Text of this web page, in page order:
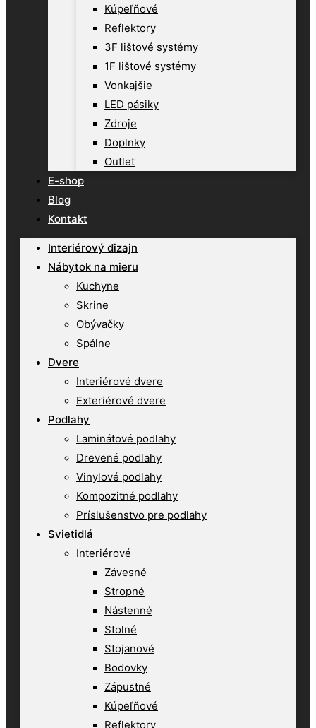
Kúpeľňové
Reflektory
3F lištové systémy
1F lištové systémy
Vonkajšie
LED pásiky
Zdroje
Doplnky
Outlet
E-shop
Blog
Kontakt
Interiérový dizajn
Nábytok na mieru
Kuchyne
Skrine
Obývačky
Spálne
Dvere
Interiérové dvere
Exteriérové dvere
Podlahy
Laminátové podlahy
Drevené podlahy
Vinylové podlahy
Kompozitné podlahy
Príslušenstvo pre podlahy
Svietidlá
Interiérové
Závesné
Stropné
Nástenné
Stolné
Stojanové
Bodovky
Zápustné
Kúpeľňové
Reflektory